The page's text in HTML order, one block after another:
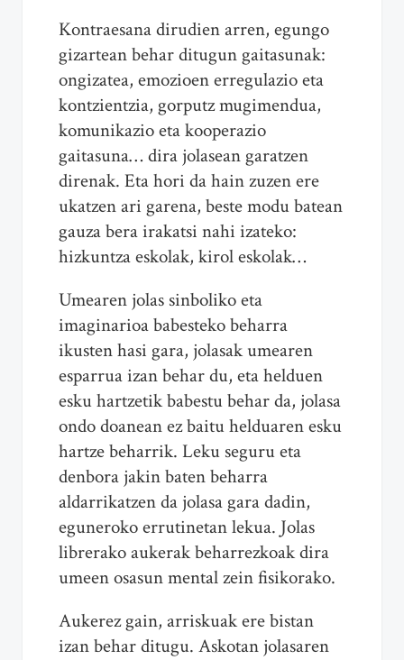
Kontraesana dirudien arren, egungo
gizartean behar ditugun gaitasunak:
ongizatea, emozioen erregulazio eta
kontzientzia, gorputz mugimendua,
komunikazio eta kooperazio
gaitasuna… dira jolasean garatzen
direnak. Eta hori da hain zuzen ere
ukatzen ari garena, beste modu batean
gauza bera irakatsi nahi izateko:
hizkuntza eskolak, kirol eskolak…
Umearen jolas sinboliko eta
imaginarioa babesteko beharra
ikusten hasi gara, jolasak umearen
esparrua izan behar du, eta helduen
esku hartzetik babestu behar da, jolasa
ondo doanean ez baitu helduaren esku
hartze beharrik. Leku seguru eta
denbora jakin baten beharra
aldarrikatzen da jolasa gara dadin,
eguneroko errutinetan lekua. Jolas
librerako aukerak beharrezkoak dira
umeen osasun mental zein fisikorako.
Aukerez gain, arriskuak ere bistan
izan behar ditugu. Askotan jolasaren